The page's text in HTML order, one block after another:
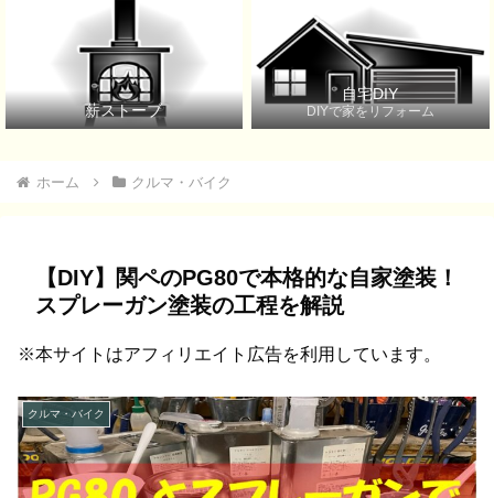
薪ストーブ
自宅DIY
DIYで家をリフォーム
ホーム クルマ・バイク
【DIY】関ペのPG80で本格的な自家塗装！
スプレーガン塗装の工程を解説
※本サイトはアフィリエイト広告を利用しています。
クルマ・バイク